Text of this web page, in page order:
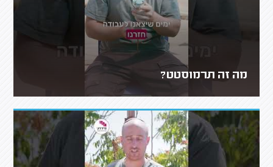
מה זה תרמוסטט?